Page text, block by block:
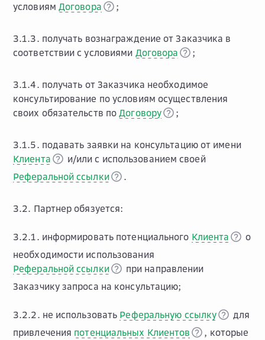
условиям Договора ;
3.1.3. получать вознаграждение от Заказчика в
соответствии с условиями Договора ;
3.1.4. получать от Заказчика необходимое
консультирование по условиям осуществления
своих обязательств поДоговору ;
3.1.5. подавать заявки на консультацию от имени
Клиента
и/или с использованием своей
Реферальной ссылки
.
3.2. Партнер обязуется:
3.2.1. информировать потенциального Клиента
о
необходимости использования
Реферальной ссылки
при направлении
Заказчику запроса на консультацию;
3.2.2. не использовать Реферальную ссылку
для
привлечения потенциальных Клиентов
, которые